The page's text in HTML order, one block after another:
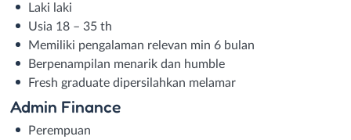
Laki laki
Usia 18 – 35 th
Memiliki pengalaman relevan min 6 bulan
Berpenampilan menarik dan humble
Fresh graduate dipersilahkan melamar
Admin Finance
Perempuan